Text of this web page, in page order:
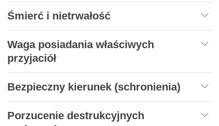
Śmierć i nietrwałość
Waga posiadania właściwych
przyjaciół
Bezpieczny kierunek (schronienia)
Porzucenie destrukcyjnych